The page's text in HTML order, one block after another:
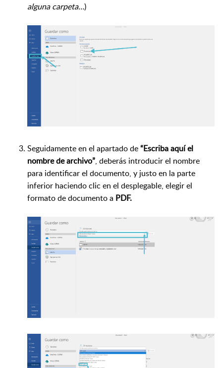
alguna carpeta…)
Seguidamente en el apartado de“Escriba aquí el
nombre de archivo”, deberás introducir el nombre
para identificar el documento, y justo en la parte
inferior haciendo clic en el desplegable, elegir el
formato de documento a PDF.